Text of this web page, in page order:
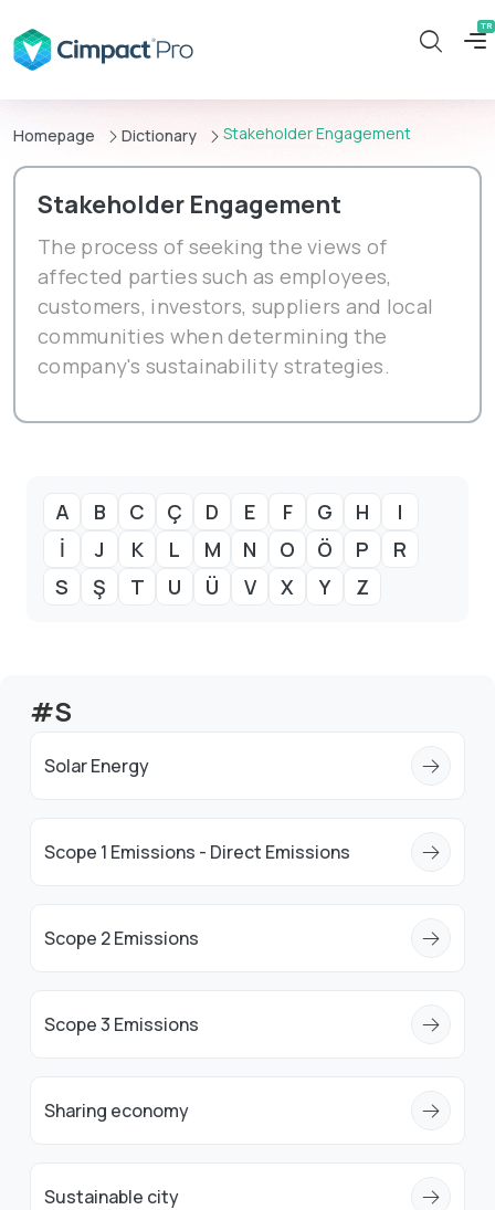
Homepage Dictionary Stakeholder Engagement
Stakeholder Engagement
The process of seeking the views of
affected parties such as employees,
customers, investors, suppliers and local
communities when determining the
company's sustainability strategies.
A B C Ç D E F G H
I
İ
J K L M N O Ö P
R
S
Ş T U Ü V X Y Z
#S
Solar Energy
Scope 1 Emissions - Direct Emissions
Scope 2 Emissions
Scope 3 Emissions
Sharing economy
Sustainable city